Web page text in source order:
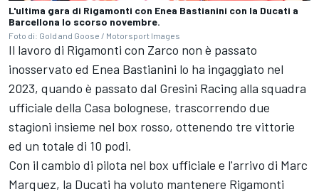
L'ultima gara di Rigamonti con Enea Bastianini con la Ducati a
Barcellona lo scorso novembre.
Foto di: Gold and Goose / Motorsport Images
Il lavoro di Rigamonti con Zarco non è passato
inosservato ed Enea Bastianini lo ha ingaggiato nel
2023, quando è passato dal Gresini Racing alla squadra
ufficiale della Casa bolognese, trascorrendo due
stagioni insieme nel box rosso, ottenendo tre vittorie
ed un totale di 10 podi.
Con il cambio di pilota nel box ufficiale e l'arrivo di Marc
Marquez, la Ducati ha voluto mantenere Rigamonti